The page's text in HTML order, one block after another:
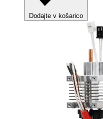
Dodajte v košarico